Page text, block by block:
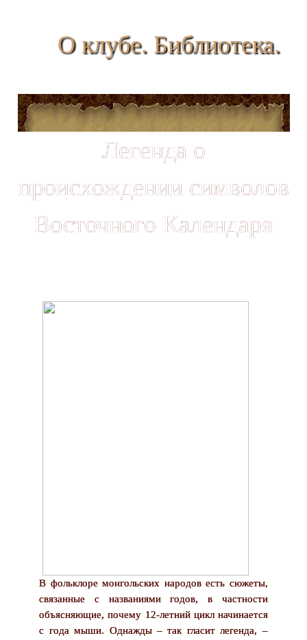
О клубе. Библиотека.
Легенда о
происхождении символов
Восточного Календаря
В фольклоре монгольских народов есть сюжеты,
связанные с названиями годов, в частности
объясняющие, почему 12-летний цикл начинается
с года мыши. Однажды – так гласит легенда, –